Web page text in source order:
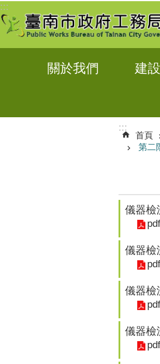
跳到主要內容區塊
:::
關於我們 建
:::
首頁
第二
儀器檢
儀器檢
儀器檢
儀器檢